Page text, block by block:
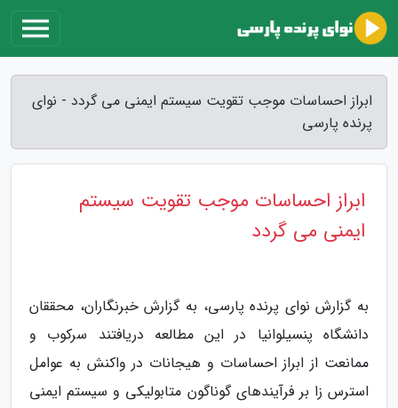
ابراز احساسات موجب تقویت سیستم ایمنی می گردد - نوای
پرنده پارسی
ابراز احساسات موجب تقویت سیستم
ایمنی می گردد
به گزارش نوای پرنده پارسی، به گزارش خبرنگاران، محققان
دانشگاه پنسیلوانیا در این مطالعه دریافتند سرکوب و
ممانعت از ابراز احساسات و هیجانات در واکنش به عوامل
استرس زا بر فرآیندهای گوناگون متابولیکی و سیستم ایمنی